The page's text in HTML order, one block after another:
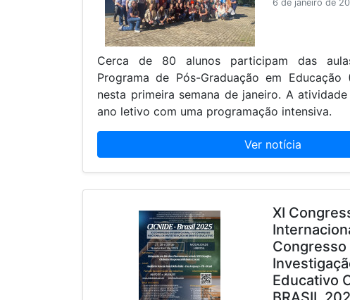
6 de janeiro de
Cerca de 80 alunos participam das
Programa de Pós-Graduação em Educação
nesta primeira semana de janeiro. A
ano letivo com uma programação intensiva.
Ver notícia
XI
Congresso
Educativo